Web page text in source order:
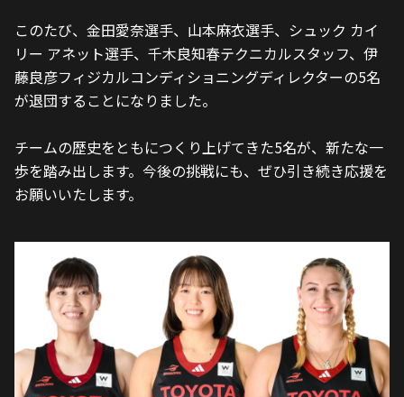
このたび、金田愛奈選手、山本麻衣選手、シュック カイ
リー アネット選手、千木良知春テクニカルスタッフ、伊
藤良彦フィジカルコンディショニングディレクターの5名
が退団することになりました。
チームの歴史をともにつくり上げてきた5名が、新たな一
歩を踏み出します。今後の挑戦にも、ぜひ引き続き応援を
お願いいたします。